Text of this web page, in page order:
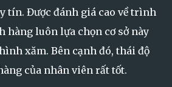
tín. Được đánh giá cao về trình
hàng luôn lựa chọn cơ sở này
xăm. Bên cạnh đó, thái độ
của nhân viên rất tốt.